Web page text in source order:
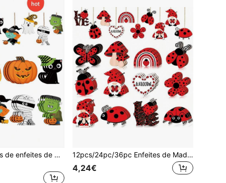
8/16/24/32 peças de enfeites de madeira para pendurar no Halloween e Natal, abóbora de madeira, morcego, gato preto, chapéu de bruxa, decoração para árvore de Natal, decorações de madeira para pendurar no Halloween, para artigos de festa, podem ser pendurados na porta, mesa, estante, lareira, armário ou outros lugares para trazer uma atmosfera festiva para sua casa! Decoração de Outono
12pcs/24pc/36pc Enfeites de Madeira Pendurados de Verão Árvore de Natal Decorações de Verão Praia Havaiana Pingente de Madeira com Corda para Suprimentos de Festa Havaiana Enfeites de Árvore Pequena de Joaninha Não Apenas para Decorar Joaninhas, Mas Também para Escritório, Piscina e Outras Atividades ao Ar Livre, Também Pode Ser Dado a Família, Amigos e Colegas Este é um Belo Presente
4,24€